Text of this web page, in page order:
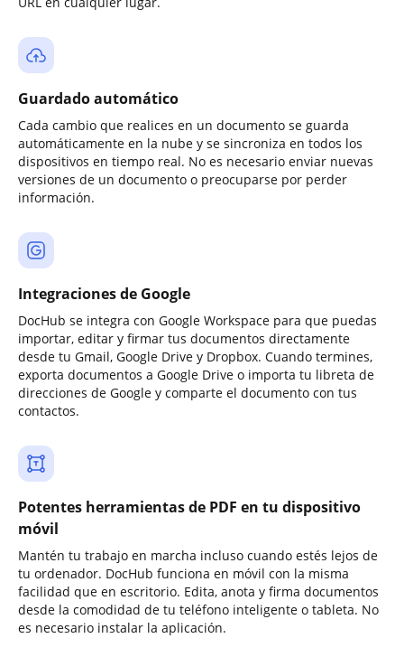
Guardado automático
Cada cambio que realices en un documento se guarda
automáticamente en la nube y se sincroniza en todos los
dispositivos en tiempo real. No es necesario enviar nuevas
versiones de un documento o preocuparse por perder
información.
Integraciones de Google
DocHub se integra con Google Workspace para que puedas
importar, editar y firmar tus documentos directamente
desde tu Gmail, Google Drive y Dropbox. Cuando termines,
exporta documentos a Google Drive o importa tu libreta de
direcciones de Google y comparte el documento con tus
contactos.
Potentes herramientas de PDF en tu dispositivo
móvil
Mantén tu trabajo en marcha incluso cuando estés lejos de
tu ordenador. DocHub funciona en móvil con la misma
facilidad que en escritorio. Edita, anota y firma documentos
desde la comodidad de tu teléfono inteligente o tableta. No
es necesario instalar la aplicación.